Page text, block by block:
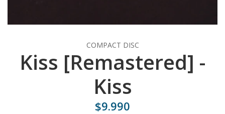
COMPACT DISC
Kiss [Remastered] -
Kiss
$9.990